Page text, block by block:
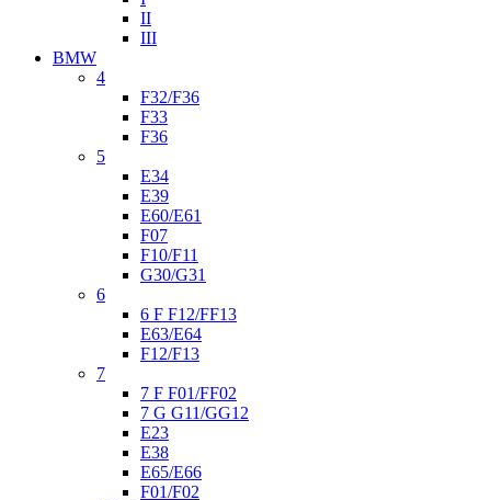
II
III
BMW
4
F32/F36
F33
F36
5
E34
E39
E60/E61
F07
F10/F11
G30/G31
6
6 F F12/FF13
E63/E64
F12/F13
7
7 F F01/FF02
7 G G11/GG12
E23
E38
E65/E66
F01/F02